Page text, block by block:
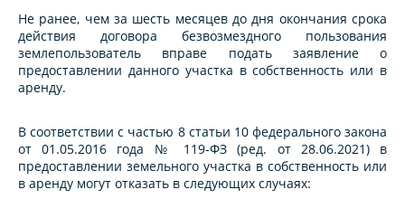
Не ранее, чем за шесть месяцев до дня окончания срока
действия договора безвозмездного пользования
землепользователь вправе подать заявление о
предоставлении данного участка в собственность или в
аренду.
В соответствии с частью 8 статьи 10 федерального закона
от 01.05.2016 года № 119-ФЗ (ред. от 28.06.2021) в
предоставлении земельного участка в собственность или
в аренду могут отказать в следующих случаях: